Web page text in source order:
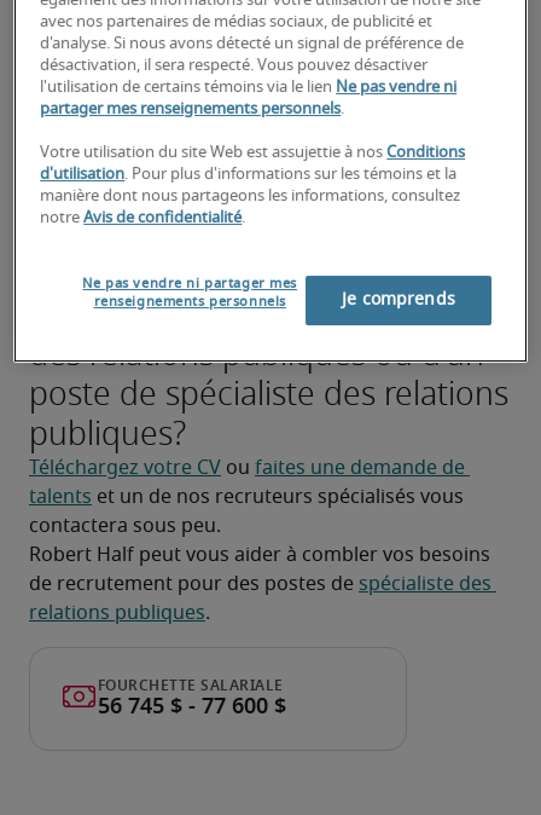
Aider à organiser et à exécuter des événements
RP, des points de presse et des activités
d'engagement communautaire.
Rechercher les tendances de l'industrie, les
activités des concurrents et l'opinion publique
pour éclairer les stratégies RP et le
À la recherche d'un spécialiste
des relations publiques ou d'un
poste de spécialiste des relations
publiques?
Téléchargez votre CV ou faites une demande de
talents et un de nos recruteurs spécialisés vous
contactera sous peu.
Robert Half peut vous aider à combler vos besoins
de recrutement pour des postes de spécialiste des
relations publiques.
avec nos partenaires de médias sociaux, de publicité et
d'analyse. Si nous avons détecté un signal de préférence de
désactivation, il sera respecté. Vous pouvez désactiver
l'utilisation de certains témoins via le lien Ne pas vendre ni
partager mes renseignements personnels.
Votre utilisation du site Web est assujettie à nosConditions
d'utilisation. Pour plus d'informations sur les témoins et la
manière dont nous partageons les informations, consultez
notreAvis de confidentialité.
Ne pas vendre ni partager mes
renseignements personnels
Je comprends